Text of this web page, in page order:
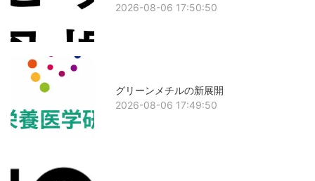
2026-08-06 17:50:50
グリーンメチルの新展開
2026-08-06 17:49:50